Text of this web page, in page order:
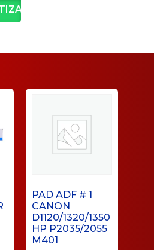
PAD ADF # 1
CANON
D1120/1320/1350
HP P2035/2055
M401